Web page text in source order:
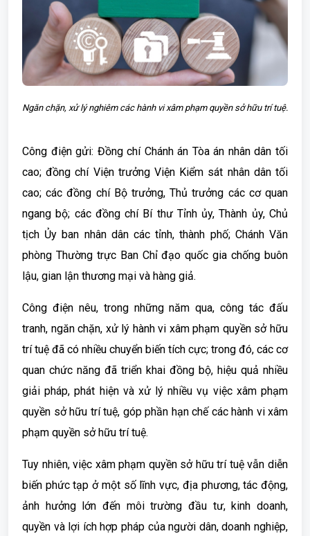
Ngăn chặn, xử lý nghiêm các hành vi xâm phạm quyền sở hữu trí tuệ.
Công điện gửi: Đồng chí Chánh án Tòa án nhân dân tối
cao; đồng chí Viện trưởng Viện Kiểm sát nhân dân tối
cao; các đồng chí Bộ trưởng, Thủ trưởng các cơ quan
ngang bộ; các đồng chí Bí thư Tỉnh ủy, Thành ủy, Chủ
tịch Ủy ban nhân dân các tỉnh, thành phố; Chánh Văn
phòng Thường trực Ban Chỉ đạo quốc gia chống buôn
lậu, gian lận thương mại và hàng giả.
Công điện nêu, trong những năm qua, công tác đấu
tranh, ngăn chặn, xử lý hành vi xâm phạm quyền sở hữu
trí tuệ đã có nhiều chuyển biến tích cực; trong đó, các cơ
quan chức năng đã triển khai đồng bộ, hiệu quả nhiều
giải pháp, phát hiện và xử lý nhiều vụ việc xâm phạm
quyền sở hữu trí tuệ, góp phần hạn chế các hành vi xâm
phạm quyền sở hữu trí tuệ.
Tuy nhiên, việc xâm phạm quyền sở hữu trí tuệ vẫn diễn
biến phức tạp ở một số lĩnh vực, địa phương, tác động,
ảnh hưởng lớn đến môi trường đầu tư, kinh doanh,
quyền và lợi ích hợp pháp của người dân, doanh nghiệp,